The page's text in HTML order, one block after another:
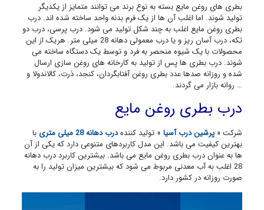
بطری های روغن مایع بسته به نوع برند می توانند متمایز از یکدیگر
تولید شوند. اما اغلب آن ها از یک فرم بدنه واحد ساخته شده اند. درب
بطری روغن مایع اغلب به چند شکل تولید می شود. درب پرسی، درب دو
تکه، درب آسان ریز و یا درب معمولی دهانه 28 میلی متر. هریک از این
محصولات با یک شیوه منحصر به فرد و توسط یک دستگاه ساخته می
شوند. درب بطری ها پس از تولید به کارخانه های روغن سازی ارسال
شده و روزانه صدها عدد بطری روغن آفتابگردان، کنجد، ذرت، کالاندولا و
… روانه بازار می گردند.
درب بطری روغن مایع
شرکت « پرشین درب آسیا» تولید کنندهدرب دهانه 28 میلی متری
با
بهترین کیفیت می باشد. این مدل کاربردهای متنوعی دارد که یکی از آن
ها به عنوان درب بطری روغن مایع می باشد. بیشترین کاربرد درب دهانه
28 اغلب به آب معدنی مربوط می شود که بیشترین میزان تولید را به
صورت روزانه در کشور دارد.